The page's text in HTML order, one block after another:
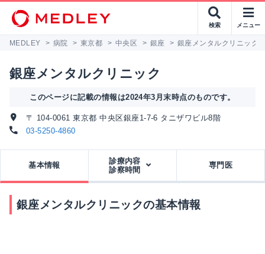
検索 メニュー
MEDLEY > 病院 > 東京都 > 中央区 > 銀座 > 銀座メンタルクリニック
銀座メンタルクリニック
このページに記載の情報は2024年3月末時点のものです。
〒 104-0061 東京都 中央区銀座1-7-6 タニザワビル8階
03-5250-4860
基本情報
診療内容
診察時間
専門医
銀座メンタルクリニックの基本情報